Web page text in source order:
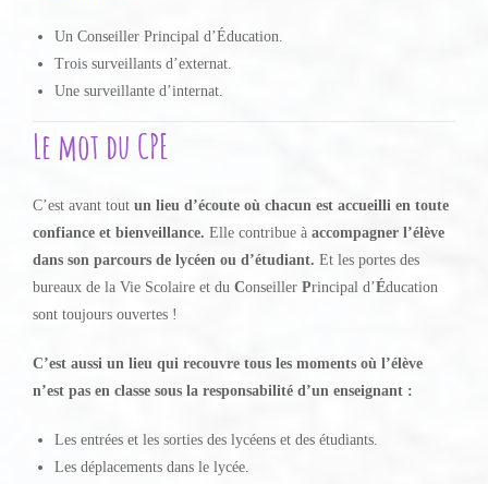
Un Conseiller Principal d’Éducation.
Trois surveillants d’externat.
Une surveillante d’internat.
Le mot du CPE
C’est avant tout un lieu d’écoute où chacun est accueilli en toute
confiance et bienveillance. Elle contribue à accompagner l’élève
dans son parcours de lycéen ou d’étudiant. Et les portes des
bureaux de la Vie Scolaire et du Conseiller Principal d’Éducation
sont toujours ouvertes !
C’est aussi un lieu qui recouvre tous les moments où l’élève
n’est pas en classe sous la responsabilité d’un enseignant :
Les entrées et les sorties des lycéens et des étudiants.
Les déplacements dans le lycée.